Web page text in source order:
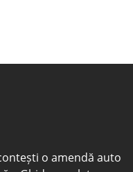
o amendă auto